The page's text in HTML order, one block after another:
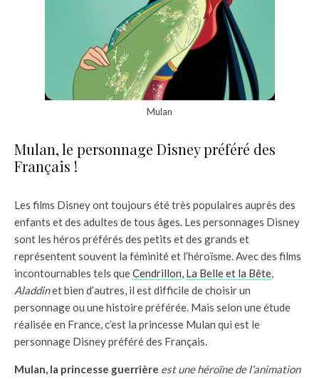
Mulan
Mulan, le personnage Disney préféré des
Français !
Les films Disney ont toujours été très populaires auprès des
enfants et des adultes de tous âges. Les personnages Disney
sont les héros préférés des petits et des grands et
représentent souvent la féminité et l’héroïsme. Avec des films
incontournables tels queCendrillon, La Belle et la Bête,
Aladdinet bien d’autres, il est difficile de choisir un
personnage ou une histoire préférée. Mais selon une étude
réalisée en France, c’est la princesse Mulan qui est le
personnage Disney préféré des Français.
Mulan, la princesse guerrière est une héroïne de l’animation